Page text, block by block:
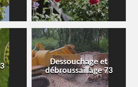
Dessouchage et
débroussaillage 73